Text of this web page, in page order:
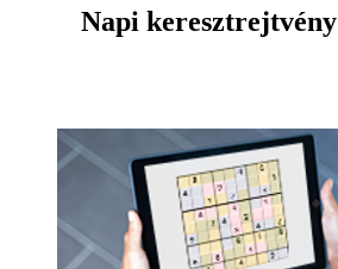
Napi keresztrejtvény